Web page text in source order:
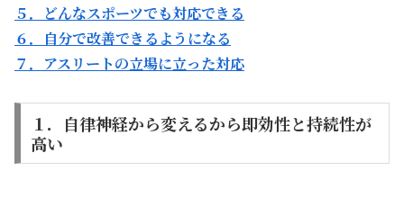
５．どんなスポーツでも対応できる
６．自分で改善できるようになる
７．アスリートの立場に立った対応
１．自律神経から変えるから即効性と持続性が
高い